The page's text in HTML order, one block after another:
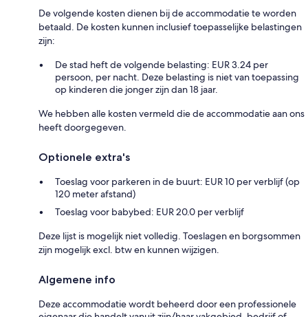
De volgende kosten dienen bij de accommodatie te worden
betaald. De kosten kunnen inclusief toepasselijke belastingen
zijn:
De stad heft de volgende belasting: EUR 3.24 per
persoon, per nacht. Deze belasting is niet van toepassing
op kinderen die jonger zijn dan 18 jaar.
We hebben alle kosten vermeld die de accommodatie aan ons
heeft doorgegeven.
Optionele extra's
Toeslag voor parkeren in de buurt: EUR 10 per verblijf (op
120 meter afstand)
Toeslag voor babybed: EUR 20.0 per verblijf
Deze lijst is mogelijk niet volledig. Toeslagen en borgsommen
zijn mogelijk excl. btw en kunnen wijzigen.
Algemene info
Deze accommodatie wordt beheerd door een professionele